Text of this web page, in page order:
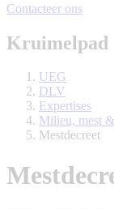
Contacteer ons
Kruimelpad
UEG
DLV
Expertises
Milieu, mest
Mestdecreet